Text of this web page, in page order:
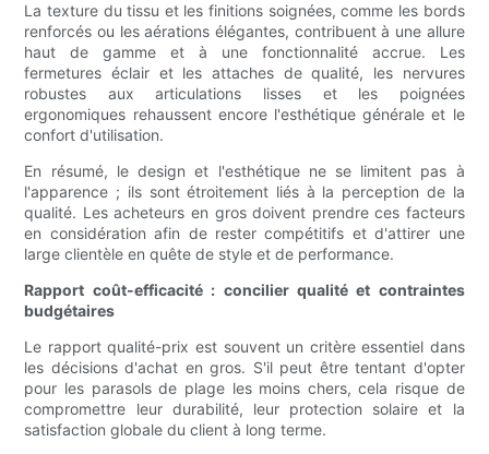
La texture du tissu et les finitions soignées, comme les bords
renforcés ou les aérations élégantes, contribuent à une allure
haut de gamme et à une fonctionnalité accrue. Les
fermetures éclair et les attaches de qualité, les nervures
robustes aux articulations lisses et les poignées
ergonomiques rehaussent encore l'esthétique générale et le
confort d'utilisation.
En résumé, le design et l'esthétique ne se limitent pas à
l'apparence ; ils sont étroitement liés à la perception de la
qualité. Les acheteurs en gros doivent prendre ces facteurs
en considération afin de rester compétitifs et d'attirer une
large clientèle en quête de style et de performance.
Rapport coût-efficacité : concilier qualité et contraintes
budgétaires
Le rapport qualité-prix est souvent un critère essentiel dans
les décisions d'achat en gros. S'il peut être tentant d'opter
pour les parasols de plage les moins chers, cela risque de
compromettre leur durabilité, leur protection solaire et la
satisfaction globale du client à long terme.